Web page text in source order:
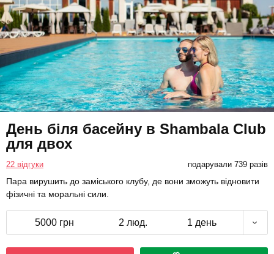
День біля басейну в Shambala Club
для двох
22 відгуки подарували 739 разів
Пара вирушить до заміського клубу, де вони зможуть відновити
фізичні та моральні сили.
5000 грн 2 люд. 1 день